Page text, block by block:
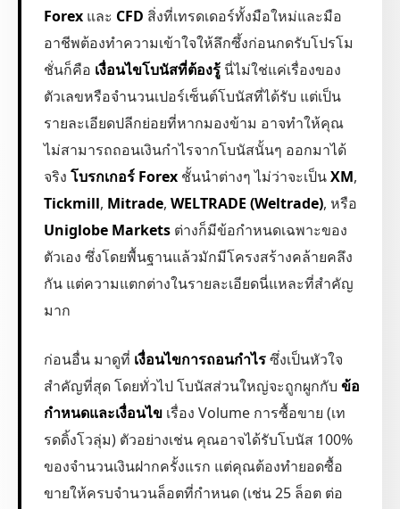
Forex และ CFD สิ่งที่เทรดเดอร์ทั้งมือใหม่และมือ
อาชีพต้องทำความเข้าใจให้ลึกซึ้งก่อนกดรับโปรโม
ชั่นก็คือ เงื่อนไขโบนัสที่ต้องรู้ นี่ไม่ใช่แค่เรื่องของ
ตัวเลขหรือจำนวนเปอร์เซ็นต์โบนัสที่ได้รับ แต่เป็น
รายละเอียดปลีกย่อยที่หากมองข้าม อาจทำให้คุณ
ไม่สามารถถอนเงินกำไรจากโบนัสนั้นๆ ออกมาได้
จริง โบรกเกอร์ Forex ชั้นนำต่างๆ ไม่ว่าจะเป็นXM,
Tickmill, Mitrade, WELTRADE (Weltrade), หรือ
Uniglobe Markets ต่างก็มีข้อกำหนดเฉพาะของ
ตัวเอง ซึ่งโดยพื้นฐานแล้วมักมีโครงสร้างคล้ายคลึง
กัน แต่ความแตกต่างในรายละเอียดนี่แหละที่สำคัญ
มาก
ก่อนอื่น มาดูที่ เงื่อนไขการถอนกำไรซึ่งเป็นหัวใจ
สำคัญที่สุด โดยทั่วไป โบนัสส่วนใหญ่จะถูกผูกกับ ข้อ
กำหนดและเงื่อนไข เรื่อง Volume การซื้อขาย (เท
รดดิ้งโวลุ่ม) ตัวอย่างเช่น คุณอาจได้รับโบนัส 100%
ของจำนวนเงินฝากครั้งแรก แต่คุณต้องทำยอดซื้อ
ขายให้ครบจำนวนล็อตที่กำหนด (เช่น 25 ล็อต ต่อ